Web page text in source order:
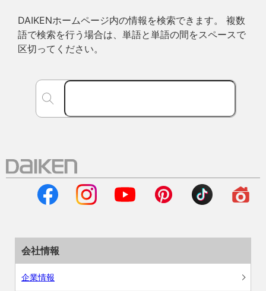
DAIKENホームページ内の情報を検索できます。 複数
語で検索を行う場合は、単語と単語の間をスペースで
区切ってください。
会社情報
企業情報